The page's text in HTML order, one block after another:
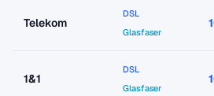
Telekom
DSL
Glasfaser
1&1
DSL
Glasfaser